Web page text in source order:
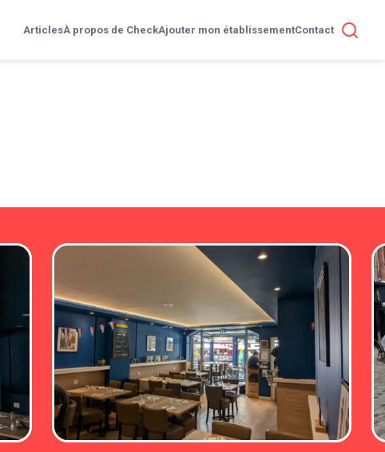
ArticlesÀ propos de CheckAjouter mon établissementContact